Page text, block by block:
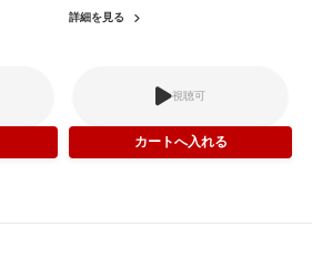
詳細を見る
視聴可